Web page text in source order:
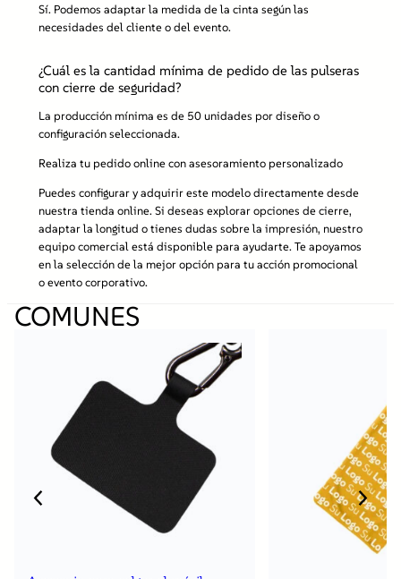
Sí. Podemos adaptar la medida de la cinta según las
necesidades del cliente o del evento.
¿Cuál es la cantidad mínima de pedido de las pulseras
con cierre de seguridad?
La producción mínima es de 50 unidades por diseño o
configuración seleccionada.
Realiza tu pedido online con asesoramiento personalizado
Puedes configurar y adquirir este modelo directamente desde
nuestra tienda online. Si deseas explorar opciones de cierre,
adaptar la longitud o tienes dudas sobre la impresión, nuestro
equipo comercial está disponible para ayudarte. Te apoyamos
en la selección de la mejor opción para tu acción promocional
o evento corporativo.
COMUNES